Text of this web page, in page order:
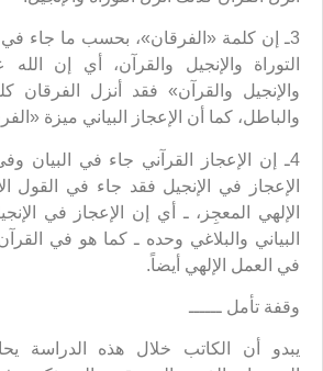
3ـ إن كلمة «الفرقان»، بحسب ما جاء في
التوراة والإنجيل والقرآن، أي إن الله
والإنجيل والقرآن» فقد أنزل الفرقان
والباطل، كما أن الإعجاز البياني ميزة
4ـ إن الإعجاز القرآني جاء في البيان
الإعجاز في الإنجيل فقد جاء في القول
الإلهي المعجِز، ـ أي إن الإعجاز في
البياني والبلاغي وحده ـ كما هو في
في العمل الإلهي أيضاً.
وقفة تأمل ــــــ
يبدو أن الكاتب خلال هذه الدراسة